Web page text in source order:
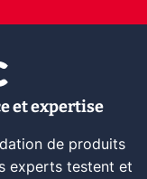
et expertise
de produits
experts testent et